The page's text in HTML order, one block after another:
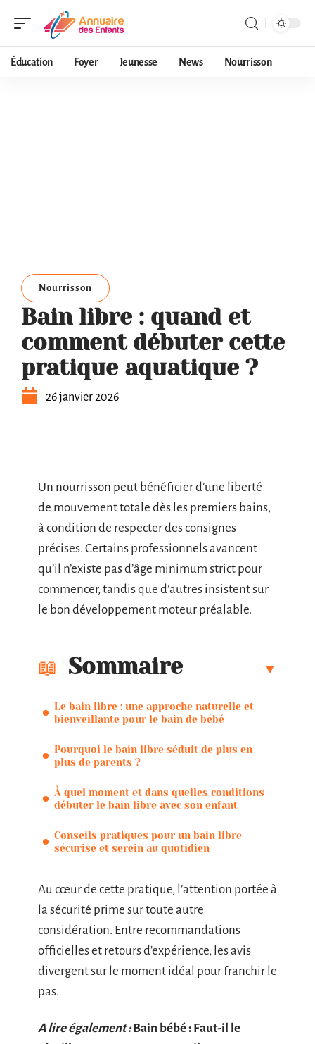
Éducation Foyer Jeunesse News Nourrisson
Nourrisson
Bain libre : quand et
comment débuter cette
pratique aquatique ?
26 janvier 2026
Un nourrisson peut bénéficier d’une liberté
de mouvement totale dès les premiers bains,
à condition de respecter des consignes
précises. Certains professionnels avancent
qu’il n’existe pas d’âge minimum strict pour
commencer, tandis que d’autres insistent sur
le bon développement moteur préalable.
Sommaire
Le bain libre : une approche naturelle et
bienveillante pour le bain de bébé
Pourquoi le bain libre séduit de plus en
plus de parents ?
À quel moment et dans quelles conditions
débuter le bain libre avec son enfant
Conseils pratiques pour un bain libre
sécurisé et serein au quotidien
Au cœur de cette pratique, l’attention portée à
la sécurité prime sur toute autre
considération. Entre recommandations
officielles et retours d’expérience, les avis
divergent sur le moment idéal pour franchir le
pas.
A lire également : Bain bébé : Faut-il le